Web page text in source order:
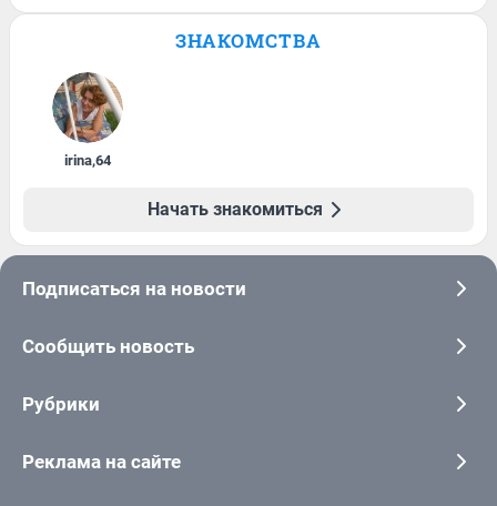
ЗНАКОМСТВА
irina,64
Начать знакомиться
Подписаться на новости
Сообщить новость
Рубрики
Реклама на сайте